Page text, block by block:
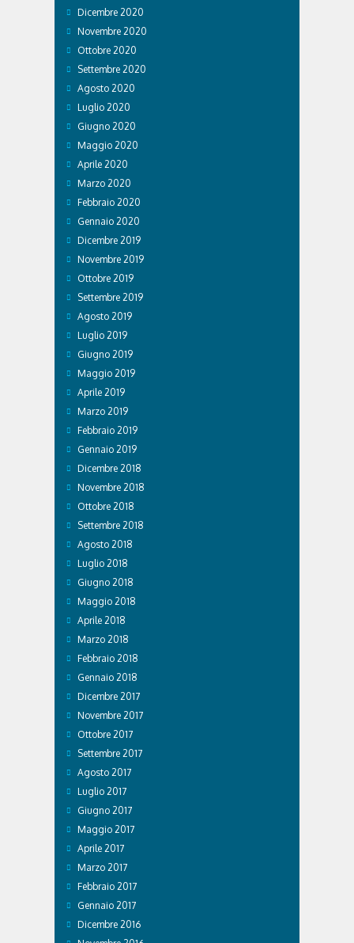
Dicembre 2020
Novembre 2020
Ottobre 2020
Settembre 2020
Agosto 2020
Luglio 2020
Giugno 2020
Maggio 2020
Aprile 2020
Marzo 2020
Febbraio 2020
Gennaio 2020
Dicembre 2019
Novembre 2019
Ottobre 2019
Settembre 2019
Agosto 2019
Luglio 2019
Giugno 2019
Maggio 2019
Aprile 2019
Marzo 2019
Febbraio 2019
Gennaio 2019
Dicembre 2018
Novembre 2018
Ottobre 2018
Settembre 2018
Agosto 2018
Luglio 2018
Giugno 2018
Maggio 2018
Aprile 2018
Marzo 2018
Febbraio 2018
Gennaio 2018
Dicembre 2017
Novembre 2017
Ottobre 2017
Settembre 2017
Agosto 2017
Luglio 2017
Giugno 2017
Maggio 2017
Aprile 2017
Marzo 2017
Febbraio 2017
Gennaio 2017
Dicembre 2016